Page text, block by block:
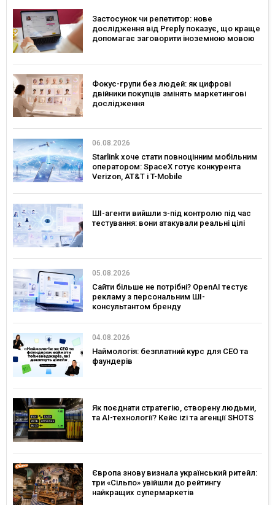
Застосунок чи репетитор: нове
дослідження від Preply показує, що краще
допомагає заговорити іноземною мовою
Фокус-групи без людей: як цифрові
двійники покупців змінять маркетингові
дослідження
06.08.2026
Starlink хоче стати повноцінним мобільним
оператором: SpaceX готує конкурента
Verizon, AT&T і T-Mobile
ШІ-агенти вийшли з-під контролю під час
тестування: вони атакували реальні цілі
05.08.2026
Сайти більше не потрібні? OpenAI тестує
рекламу з персональним ШІ-
консультантом бренду
04.08.2026
Наймологія: безплатний курс для CEO та
фаундерів
Як поєднати стратегію, створену людьми,
та AI-технології? Кейс izi та агенції SHOTS
Європа знову визнала український ритейл:
три «Сільпо» увійшли до рейтингу
найкращих супермаркетів